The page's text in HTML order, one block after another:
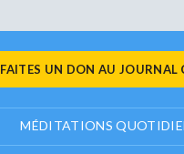
FAITES UN DON AU JOURNAL
MÉDITATIONS